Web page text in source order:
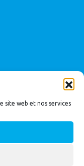
site web et nos services